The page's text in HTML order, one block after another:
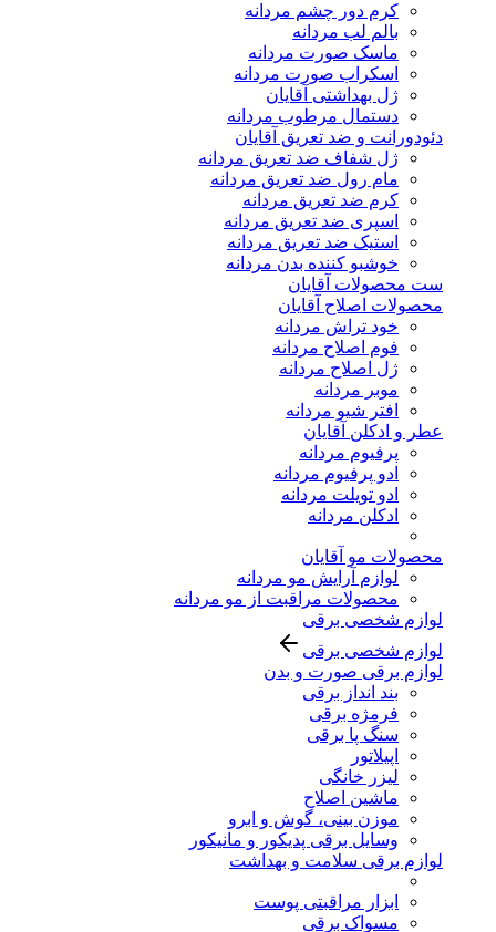
کرم دور چشم مردانه
بالم لب مردانه
ماسک صورت مردانه
اسکراب صورت مردانه
ژل بهداشتی آقایان
دستمال مرطوب مردانه
دئودورانت و ضد تعریق آقایان
ژل شفاف ضد تعریق مردانه
مام رول ضد تعریق مردانه
کرم ضد تعریق مردانه
اسپری ضد تعریق مردانه
استیک ضد تعریق مردانه
خوشبو کننده بدن مردانه
ست محصولات آقایان
محصولات اصلاح آقایان
خود تراش مردانه
فوم اصلاح مردانه
ژل اصلاح مردانه
موبر مردانه
افتر شیو مردانه
عطر و ادکلن آقایان
پرفیوم مردانه
ادو پرفیوم مردانه
ادو تویلت مردانه
ادکلن مردانه
محصولات مو آقایان
لوازم آرایش مو مردانه
محصولات مراقبت از مو مردانه
لوازم شخصی برقی
لوازم شخصی برقی
لوازم برقی صورت و بدن
بند انداز برقی
فرمژه برقی
سنگ پا برقی
اپیلاتور
لیزر خانگی
ماشین اصلاح
موزن بینی، گوش و ابرو
وسایل برقی پدیکور و مانیکور
لوازم برقی سلامت و بهداشت
ابزار مراقبتی پوست
مسواک برقی